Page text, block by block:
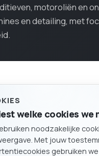
motoroliën en
en detailing, met
3. SERVICE PRODUCTEN
6. ONDERHOUD GARDEN
welke cookies we
noodzakelijke
Met jouw
gebruiken we